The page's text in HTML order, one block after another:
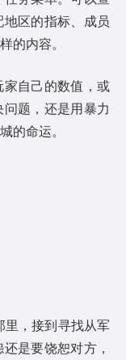
区的指标、成员
的内容。
自己的数值，或
题，还是用暴力
的命运。
里，接到寻找从军
是要饶恕对方，